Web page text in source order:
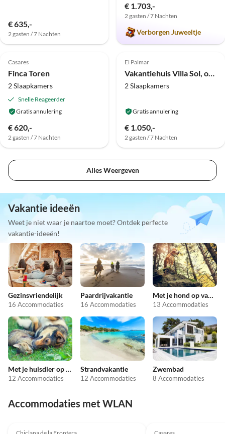
€ 635,-
2 gasten / 7 Nachten
€ 1.703,-
2 gasten / 7 Nachten
Verborgen Juweeltje
Casares
Finca Toren
2 Slaapkamers
Snelle Reageerder
Gratis annulering
€ 620,-
2 gasten / 7 Nachten
Strandvakantie
El Palmar
2 Slaapkamers
Gratis annulering
€ 1.050,-
2 gasten / 7 Nachten
Alles Weergeven
Vakantie ideeën
Weet je niet waar je naartoe moet? Ontdek perfecte
vakantie-ideeën!
Gezinsvriendelijk
16 Accommodaties
Paardrijvakantie
16 Accommodaties
Met je hond op vakantie
13 Accommodaties
Met je huisdier op vakantie
12 Accommodaties
Strandvakantie
12 Accommodaties
Zwembad
8 Accommodaties
Accommodaties met WLAN